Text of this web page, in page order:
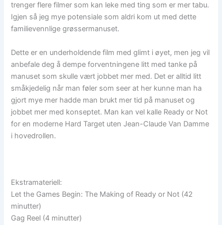
trenger flere filmer som kan leke med ting som er mer tabu.
Igjen så jeg mye potensiale som aldri kom ut med dette
familievennlige grøssermanuset.
Dette er en underholdende film med glimt i øyet, men jeg vil
anbefale deg å dempe forventningene litt med tanke på
manuset som skulle vært jobbet mer med. Det er alltid litt
småkjedelig når man føler som seer at her kunne man ha
gjort mye mer hadde man brukt mer tid på manuset og
jobbet mer med konseptet. Man kan vel kalle Ready or Not
for en moderne Hard Target uten Jean-Claude Van Damme
i hovedrollen.
Ekstramateriell:
Let the Games Begin: The Making of Ready or Not (42
minutter)
Gag Reel (4 minutter)